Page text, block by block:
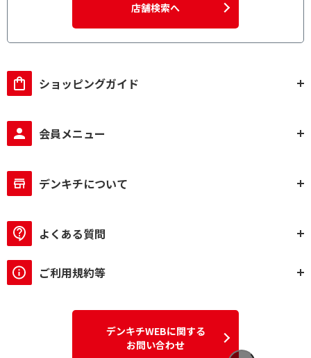
店舗検索へ
ショッピングガイド
会員メニュー
デンキチについて
よくある質問
ご利用規約等
デンキチWEBに関する
お問い合わせ